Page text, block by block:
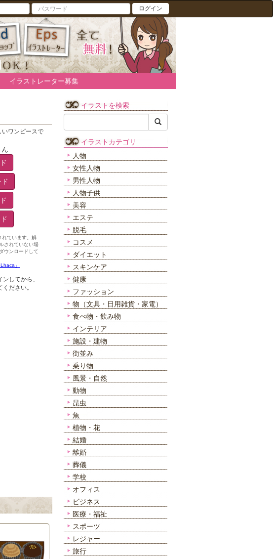
ログイン
イラストレーター募集
いワンピースで
ん
してから、
ださい。
イラストを検索
イラストカテゴリ
人物
女性人物
男性人物
人物子供
美容
エステ
脱毛
コスメ
ダイエット
スキンケア
健康
ファッション
物（文具・日用雑貨・家電）
食べ物・飲み物
インテリア
施設・建物
街並み
乗り物
風景・自然
動物
昆虫
魚
植物・花
結婚
離婚
葬儀
学校
オフィス
ビジネス
医療・福祉
スポーツ
レジャー
旅行